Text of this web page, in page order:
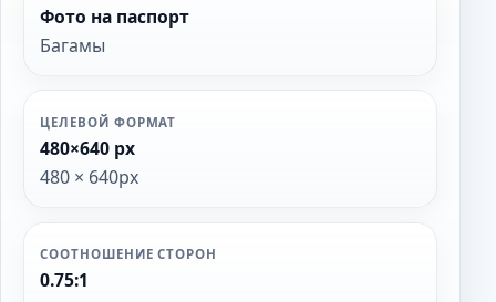
Фото на паспорт
Багамы
ЦЕЛЕВОЙ ФОРМАТ
480×640 px
480 × 640px
СООТНОШЕНИЕ СТОРОН
0.75:1